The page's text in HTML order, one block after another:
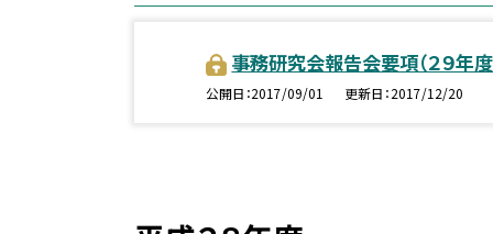
事務研究会報告会要項（２９年度
公開日 2017/09/01 更新日 2017/12/20